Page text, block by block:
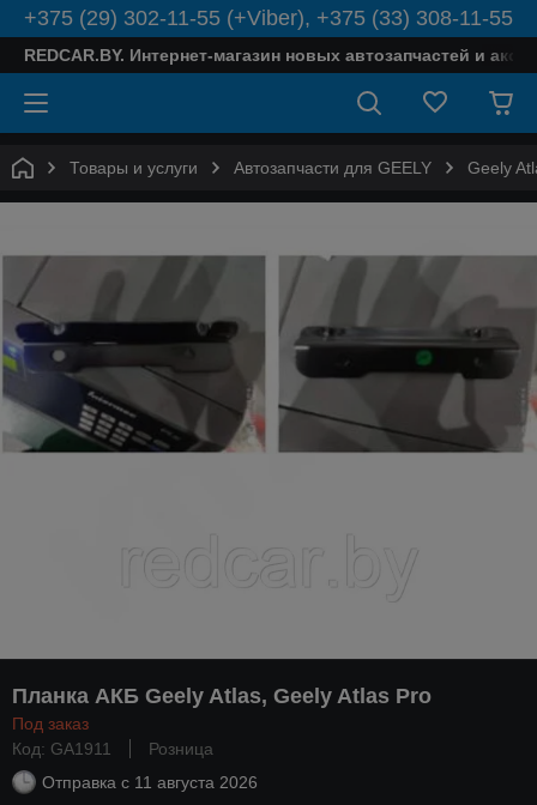
+375 (29) 302-11-55 (+Viber), +375 (33) 308-11-55
REDCAR.BY. Интернет-магазин новых автозапчастей и
Товары и услуги Автозапчасти для GEELY Geely
Планка АКБ Geely Atlas, Geely Atlas Pro
Под заказ
Код: GA1911
Розница
Отправка с 11 августа 2026